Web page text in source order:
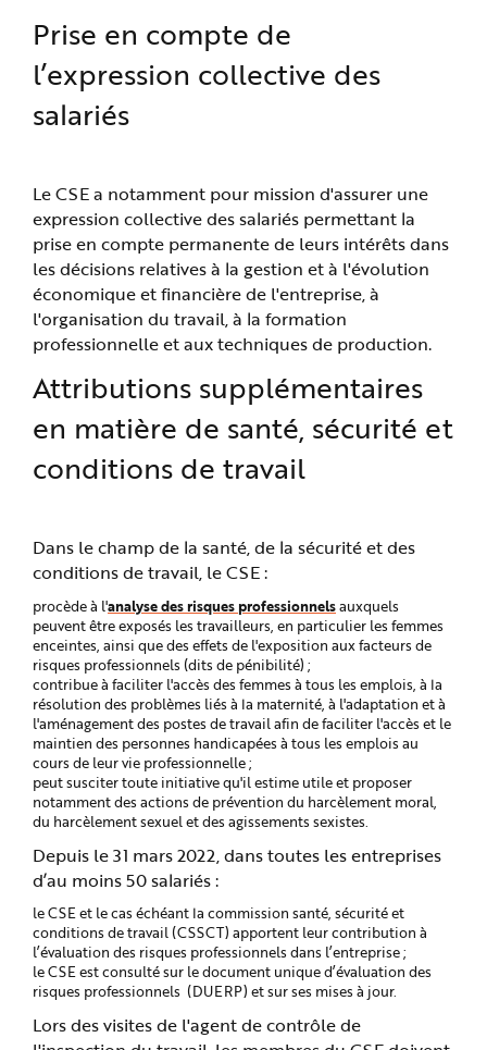
Prise en compte de
l’expression collective des
salariés
Le CSE a notamment pour mission d'assurer une
expression collective des salariés permettant la
prise en compte permanente de leurs intérêts dans
les décisions relatives à la gestion et à l'évolution
économique et financière de l'entreprise, à
l'organisation du travail, à la formation
professionnelle et aux techniques de production.
Attributions supplémentaires
en matière de santé, sécurité et
conditions de travail
Dans le champ de la santé, de la sécurité et des
conditions de travail, le CSE :
procède à l'analyse des risques professionnelsauxquels
peuvent être exposés les travailleurs, en particulier les femmes
enceintes, ainsi que des effets de l'exposition aux facteurs de
risques professionnels (dits de pénibilité) ;
contribue à faciliter l'accès des femmes à tous les emplois, à la
résolution des problèmes liés à la maternité, à l'adaptation et à
l'aménagement des postes de travail afin de faciliter l'accès et le
maintien des personnes handicapées à tous les emplois au
cours de leur vie professionnelle ;
peut susciter toute initiative qu'il estime utile et proposer
notamment des actions de prévention du harcèlement moral,
du harcèlement sexuel et des agissements sexistes.
Depuis le 31 mars 2022, dans toutes les entreprises
d’au moins 50 salariés :
le CSE et le cas échéant la commission santé, sécurité et
conditions de travail (CSSCT) apportent leur contribution à
l’évaluation des risques professionnels dans l’entreprise ;
le CSE est consulté sur le document unique d’évaluation des
risques professionnels (DUERP) et sur ses mises à jour.
Lors des visites de l'agent de contrôle de